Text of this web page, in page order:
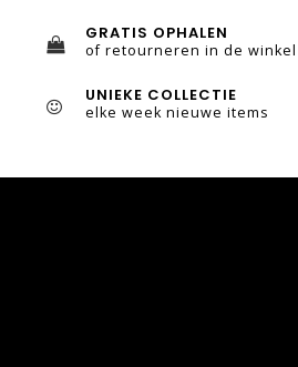
GRATIS OPHALEN
of retourneren in de winkel
UNIEKE COLLECTIE
elke week nieuwe items